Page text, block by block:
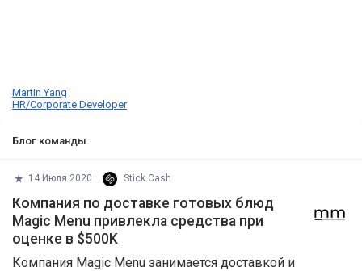
Martin Yang
HR/Corporate Developer
Блог команды
14 Июля 2020 Stick.Cash
Компания по доставке готовых блюд
Magic Menu привлекла средства при
оценке в $500K
Компания Magic Menu занимается доставкой и